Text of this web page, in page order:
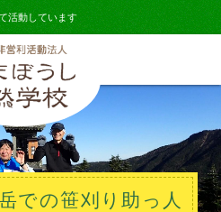
活動しています
での笹刈り助っ人